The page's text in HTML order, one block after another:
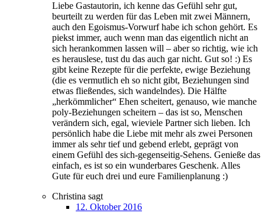
Liebe Gastautorin, ich kenne das Gefühl sehr gut,
beurteilt zu werden für das Leben mit zwei Männern,
auch den Egoismus-Vorwurf habe ich schon gehört. Es
piekst immer, auch wenn man das eigentlich nicht an
sich herankommen lassen will – aber so richtig, wie ich
es herauslese, tust du das auch gar nicht. Gut so! :) Es
gibt keine Rezepte für die perfekte, ewige Beziehung
(die es vermutlich eh so nicht gibt, Beziehungen sind
etwas fließendes, sich wandelndes). Die Hälfte
„herkömmlicher“ Ehen scheitert, genauso, wie manche
poly-Beziehungen scheitern – das ist so, Menschen
verändern sich, egal, wieviele Partner sich lieben. Ich
persönlich habe die Liebe mit mehr als zwei Personen
immer als sehr tief und gebend erlebt, geprägt von
einem Gefühl des sich-gegenseitig-Sehens. Genieße das
einfach, es ist so ein wunderbares Geschenk. Alles
Gute für euch drei und eure Familienplanung :)
Christina sagt
12. Oktober 2016